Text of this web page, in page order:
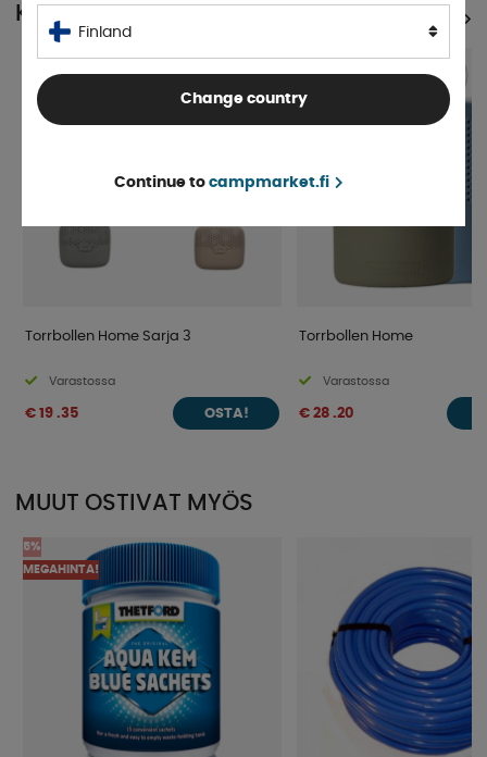
KATEGORIASSA
Torrbollen Home Sarja 3
Varastossa
€ 19 .35 OSTA!
Torrbollen Home
Varastossa
€ 28 .20
MUUT OSTIVAT MYÖS
5%
MEGAHINTA!
Finland
Change country
Continue to campmarket.fi